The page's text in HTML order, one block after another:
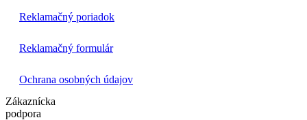
Reklamačný poriadok
Reklamačný formulár
Ochrana osobných údajov
Zákaznícka
podpora